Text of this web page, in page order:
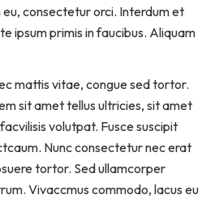
eu, consectetur orci. Interdum et
ipsum primis in faucibus. Aliquam
mattis vitae, congue sed tortor.
sit amet tellus ultricies, sit amet
volutpat. Fusce suscipit
Nunc consectetur nec erat
tortor. Sed ullamcorper
Vivaccmus commodo, lacus eu